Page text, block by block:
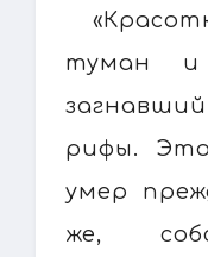
туман и
рифы.
умер
же,